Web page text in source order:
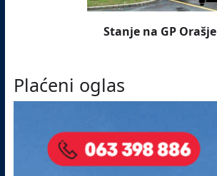
Stanje na GP Orašje
Plaćeni oglas